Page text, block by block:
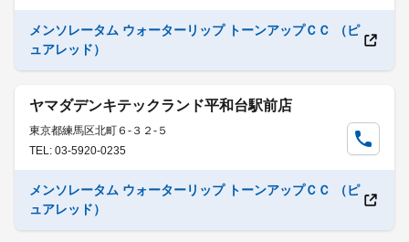
メンソレータム ウォーターリップ トーンアップＣＣ （ピ
ュアレッド）
ヤマダデンキテックランド平和台駅前店
東京都練馬区北町６-３２-５
TEL: 03-5920-0235
メンソレータム ウォーターリップ トーンアップＣＣ （ピ
ュアレッド）